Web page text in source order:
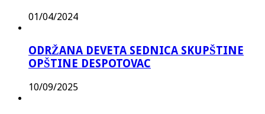
01/04/2024
ODRŽANA DEVETA SEDNICA SKUPŠTINE
OPŠTINE DESPOTOVAC
10/09/2025